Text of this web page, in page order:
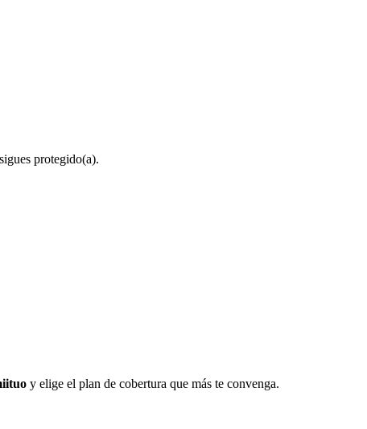
protegido(a).
y elige el plan de cobertura que más te convenga.